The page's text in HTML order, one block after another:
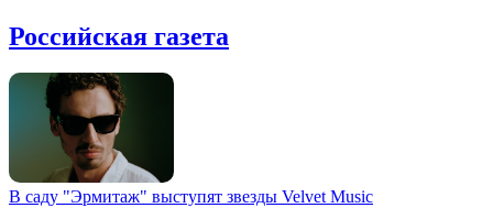
Российская газета
В саду "Эрмитаж" выступят звезды Velvet Music